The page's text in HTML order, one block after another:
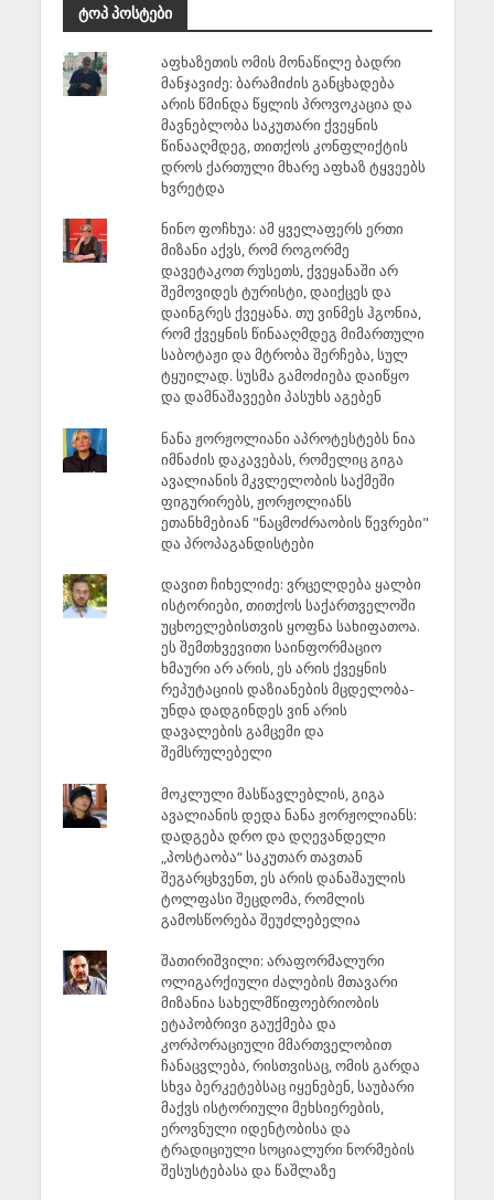
ტოპ პოსტები
აფხაზეთის ომის მონაწილე ბადრი
მანჯავიძე: ბარამიძის განცხადება
არის წმინდა წყლის პროვოკაცია და
მავნებლობა საკუთარი ქვეყნის
წინააღმდეგ, თითქოს კონფლიქტის
დროს ქართული მხარე აფხაზ ტყვეებს
ხვრეტდა
ნინო ფოჩხუა: ამ ყველაფერს ერთი
მიზანი აქვს, რომ როგორმე
დავეტაკოთ რუსეთს, ქვეყანაში არ
შემოვიდეს ტურისტი, დაიქცეს და
დაინგრეს ქვეყანა. თუ ვინმეს ჰგონია,
რომ ქვეყნის წინააღმდეგ მიმართული
საბოტაჟი და მტრობა შერჩება, სულ
ტყუილად. სუსმა გამოძიება დაიწყო
და დამნაშავეები პასუხს აგებენ
ნანა ჟორჟოლიანი აპროტესტებს ნია
იმნაძის დაკავებას, რომელიც გიგა
ავალიანის მკვლელობის საქმეში
ფიგურირებს, ჟორჟოლიანს
ეთანხმებიან "ნაცმოძრაობის წევრები"
და პროპაგანდისტები
დავით ჩიხელიძე: ვრცელდება ყალბი
ისტორიები, თითქოს საქართველოში
უცხოელებისთვის ყოფნა სახიფათოა.
ეს შემთხვევითი საინფორმაციო
ხმაური არ არის, ეს არის ქვეყნის
რეპუტაციის დაზიანების მცდელობა-
უნდა დადგინდეს ვინ არის
დავალების გამცემი და
შემსრულებელი
მოკლული მასწავლებლის, გიგა
ავალიანის დედა ნანა ჟორჟოლიანს:
დადგება დრო და დღევანდელი
„პოსტაობა“ საკუთარ თავთან
შეგარცხვენთ, ეს არის დანაშაულის
ტოლფასი შეცდომა, რომლის
გამოსწორება შეუძლებელია
შათირიშვილი: არაფორმალური
ოლიგარქიული ძალების მთავარი
მიზანია სახელმწიფოებრიობის
ეტაპობრივი გაუქმება და
კორპორაციული მმართველობით
ჩანაცვლება, რისთვისაც, ომის გარდა
სხვა ბერკეტებსაც იყენებენ, საუბარი
მაქვს ისტორიული მეხსიერების,
ეროვნული იდენტობისა და
ტრადიციული სოციალური ნორმების
შესუსტებასა და წაშლაზე